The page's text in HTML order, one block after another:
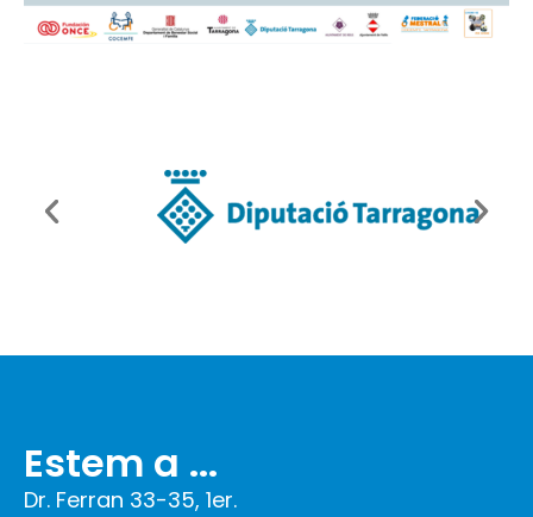
Estem a ...
Dr. Ferran 33-35, 1er.